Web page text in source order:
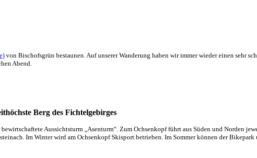
von Bischofsgrün bestaunen. Auf unserer Wanderung haben wir immer wieder einen sehr
Abend.
Berg des Fichtelgebirges
Aussichtsturm „Asenturm“. Zum Ochsenkopf führt aus Süden und Norden
Im Winter wird am Ochsenkopf Skisport betrieben. Im Sommer können der